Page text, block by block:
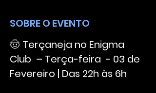
SOBRE O EVENTO
🤠 Terçaneja no Enigma
Club  – Terça-feira  - 03 de
Fevereiro | Das 22h às 6h